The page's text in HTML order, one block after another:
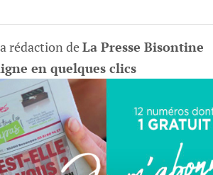
rédaction deLa Presse Bisontine
en quelques clics